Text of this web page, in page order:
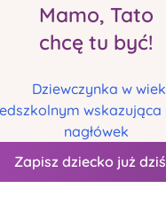
Mamo, Tato
chcę tu być!
Zapisz dziecko już dziś